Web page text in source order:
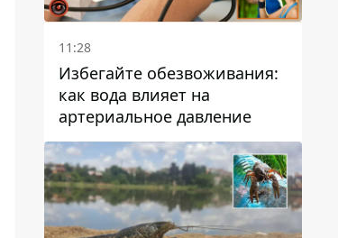
11:28
Избегайте обезвоживания:
как вода влияет на
артериальное давление